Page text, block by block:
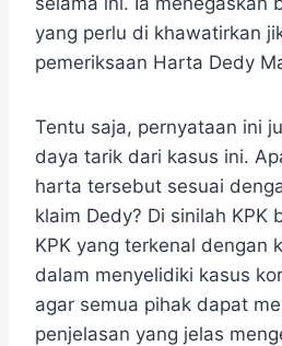
yang perlu di khawatirkan
pemeriksaan Harta Dedy
Tentu saja, pernyataan ini
daya tarik dari kasus ini.
harta tersebut sesuai
klaim Dedy? Di sinilah KPK
KPK yang terkenal dengan
dalam menyelidiki kasus
agar semua pihak dapat
penjelasan yang jelas